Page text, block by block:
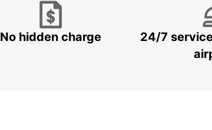
SALERNO
No hidden charge
24/7